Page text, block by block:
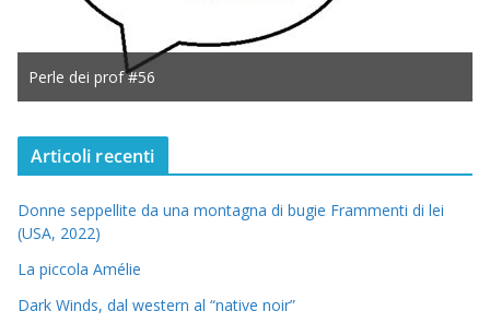
Perle dei prof #56
Articoli recenti
Donne seppellite da una montagna di bugie Frammenti di lei
(USA, 2022)
La piccola Amélie
Dark Winds, dal western al “native noir”